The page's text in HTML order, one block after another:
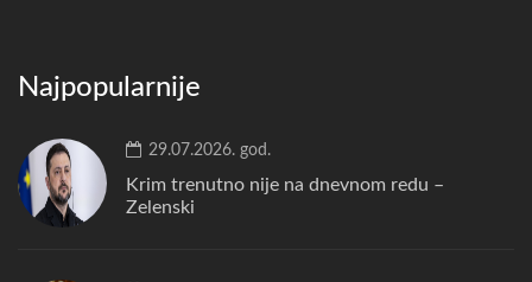
Najpopularnije
29.07.2026. god.
Krim trenutno nije na dnevnom redu –
Zelenski